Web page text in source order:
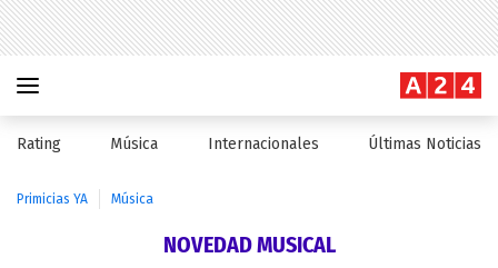
Rating Música Internacionales Últimas Noticias
Primicias YA Música
NOVEDAD MUSICAL